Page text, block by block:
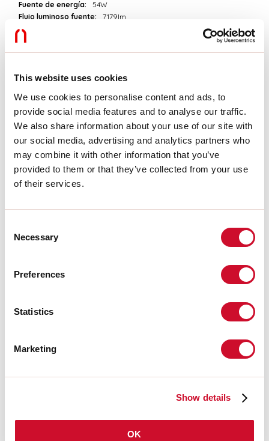
This website uses cookies
We use cookies to personalise content and ads, to
provide social media features and to analyse our traffic.
We also share information about your use of our site with
our social media, advertising and analytics partners who
may combine it with other information that you’ve
provided to them or that they’ve collected from your use
of their services.
Selection
Necessary
Preferences
Statistics
Marketing
Show details
OK
Fuente de energía:
54W
Flujo luminoso fuente:
7179lm
Temperatura de color:
Tolerancia del color:
3 Step MacAdam
Download
FOTOMETRÍAS
EXTRACTO DEL CATÁLOGO
CERTIFICACIONES CE
CEI EN 60598-1:2021 + A11:2023, CEI EN 60598-2-1:2022